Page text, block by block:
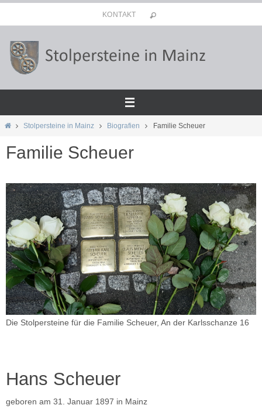
Inhalt
springen
KONTAKT
StartStolpersteine in Mainz Biografien Familie Scheuer
Familie Scheuer
Die Stolpersteine für die Familie Scheuer, An der Karlsschanze 16
Hans Scheuer
geboren am 31. Januar 1897 in Mainz